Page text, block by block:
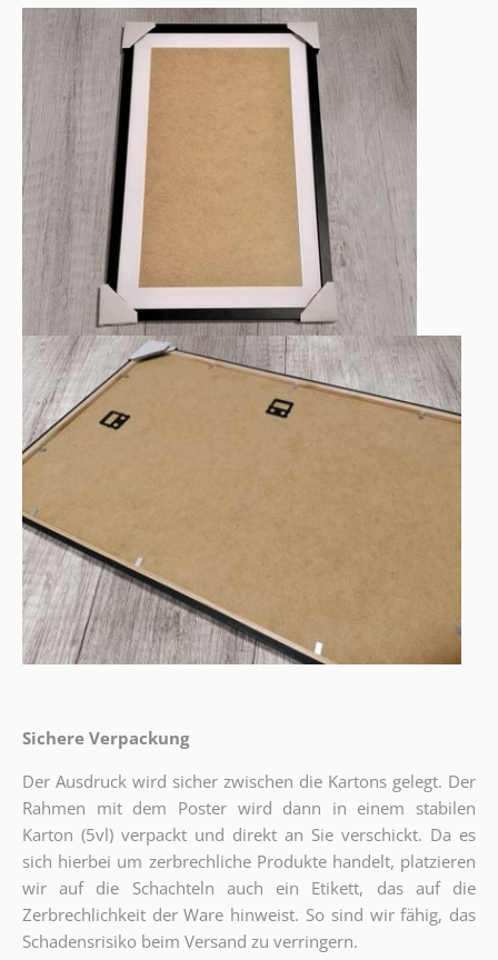
Sichere Verpackung
Der Ausdruck wird sicher zwischen die Kartons gelegt. Der
Rahmen mit dem Poster wird dann in einem stabilen
Karton (5vl) verpackt und direkt an Sie verschickt. Da es
sich hierbei um zerbrechliche Produkte handelt, platzieren
wir auf die Schachteln auch ein Etikett, das auf die
Zerbrechlichkeit der Ware hinweist. So sind wir fähig, das
Schadensrisiko beim Versand zu verringern.